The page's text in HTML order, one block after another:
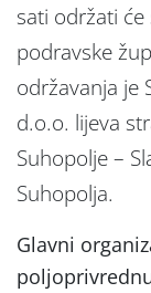
sati održati
podravske
održavanja je
d.o.o. lijeva
Suhopolje –
Suhopolja.
Glavni